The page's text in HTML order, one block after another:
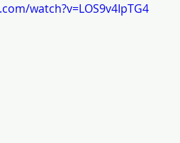
watch?v=LOS9v4IpTG4